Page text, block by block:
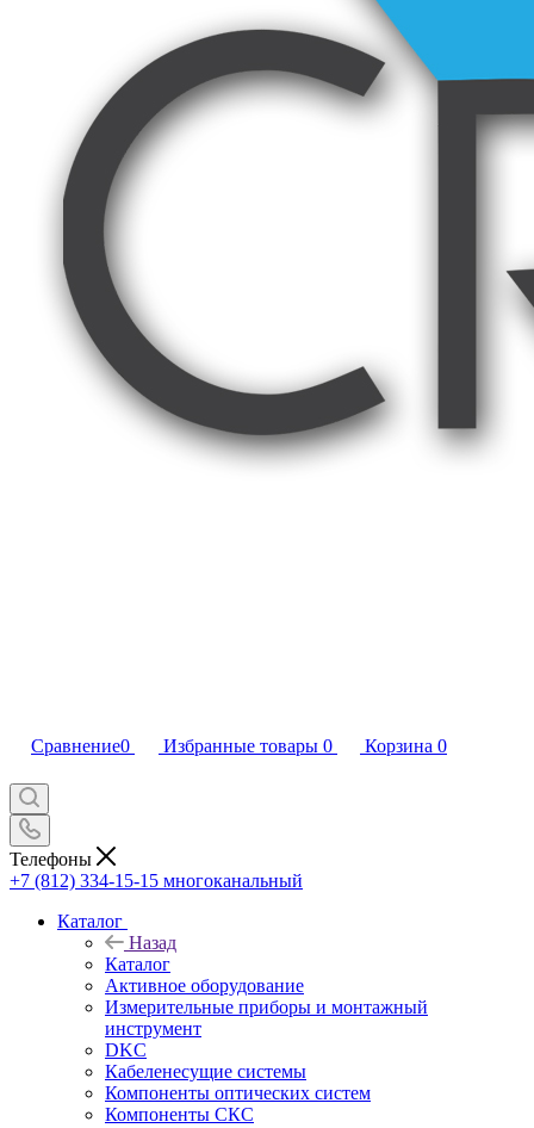
Сравнение0 Избранные товары 0 Корзина 0
Телефоны
+7 (812) 334-15-15 многоканальный
Каталог
Назад
Каталог
Активное оборудование
Измерительные приборы и монтажный
инструмент
DKC
Кабеленесущие системы
Компоненты оптических систем
Компоненты СКС